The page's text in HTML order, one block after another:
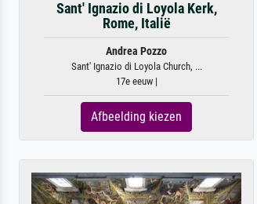
Sant' Ignazio di Loyola Kerk,
Rome, Italië
Andrea Pozzo
Sant' Ignazio di Loyola Church, ...
17e eeuw |
Afbeelding kiezen